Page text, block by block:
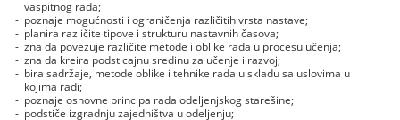
vaspitnog rada;
- poznaje mogućnosti i ograničenja različitih vrsta nastave;
- planira različite tipove i strukturu nastavnih časova;
- zna da povezuje različite metode i oblike rada u procesu učenja;
- zna da kreira podsticajnu sredinu za učenje i razvoj;
- bira sadržaje, metode oblike i tehnike rada u skladu sa uslovima u
kojima radi;
- poznaje osnovne principa rada odeljenjskog starešine;
- podstiče izgradnju zajedništva u odeljenju;